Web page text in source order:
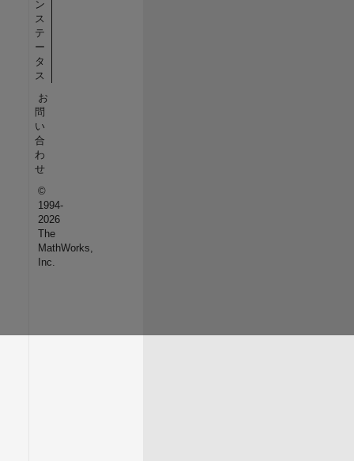
ン
ス
テ
ー
タ
ス
お
問
い
合
わ
せ
©
1994-
2026
The
MathWorks,
Inc.